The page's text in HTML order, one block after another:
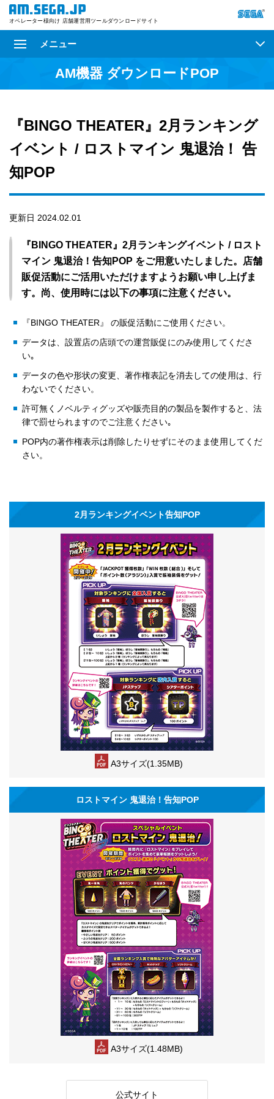
オペレーター様向け 店舗運営用ツールダウンロードサイト
メニュー
AM機器 ダウンロードPOP
『BINGO THEATER』2月ランキング
イベント / ロストマイン 鬼退治！ 告
知POP
更新日 2024.02.01
『BINGO THEATER』2月ランキングイベント / ロスト
マイン 鬼退治！告知POP をご用意いたしました。店舗
販促活動にご活用いただけますようお願い申し上げま
す。尚、使用時には以下の事項に注意ください。
『BINGO THEATER』 の販促活動にご使用ください。
データは、設置店の店頭での運営販促にのみ使用してくださ
い｡
データの色や形状の変更、著作権表記を消去しての使用は、行
わないでください。
許可無くノベルティグッズや販売目的の製品を製作すると、法
律で罰せられますのでご注意ください｡
POP内の著作権表示は削除したりせずにそのまま使用してくだ
さい。
2月ランキングイベント告知POP
A3サイズ(1.35MB)
ロストマイン 鬼退治！告知POP
A3サイズ(1.48MB)
公式サイト